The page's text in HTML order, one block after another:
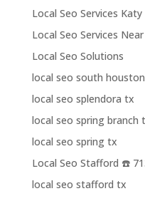
Local Seo Services
Local Seo Services
Local Seo Solutions
local seo south houston
local seo splendora tx
local seo spring branch
local seo spring tx
Local Seo Stafford ☎️
local seo stafford tx